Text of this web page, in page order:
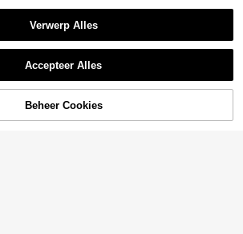
TOEVOEGEN AAN WINKELWAGEN
Verwerp Alles
Accepteer Alles
Beheer Cookies